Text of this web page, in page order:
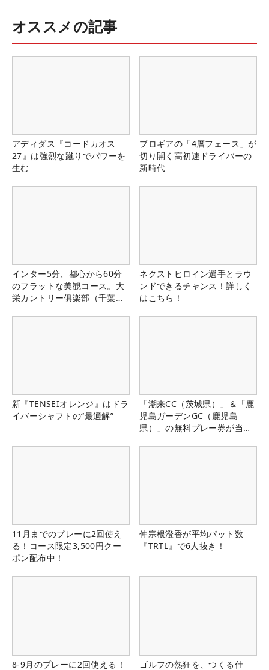
オススメの記事
アディダス『コードカオス
27』は強烈な蹴りでパワーを
生む
プロギアの「4層フェース」が
切り開く高初速ドライバーの
新時代
インター5分、都心から60分
のフラットな美観コース。大
栄カントリー俱楽部（千葉
ネクストヒロイン選手とラウ
ンドできるチャンス！詳しく
はこちら！
新『TENSEIオレンジ』はドラ
イバーシャフトの“最適解”
「潮来CC（茨城県）」＆「鹿
児島ガーデンGC（鹿児島
県）」の無料プレー券が当た
11月までのプレーに2回使え
る！コース限定3,500円クー
ポン配布中！
仲宗根澄香が平均パット数
『TRTL』で6人抜き！
8-9月のプレーに2回使える！
ゴルフの熱狂を、つくる仕